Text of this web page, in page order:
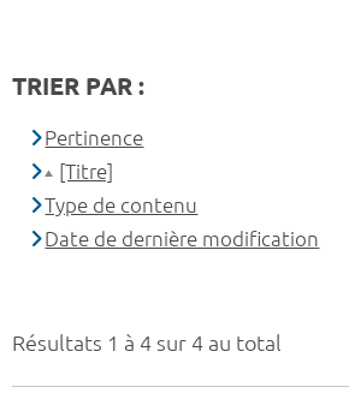
Résultats 1 à 4 sur 4 au total
TRIER PAR :
Pertinence
[Titre]
Type de contenu
Date de dernière modification